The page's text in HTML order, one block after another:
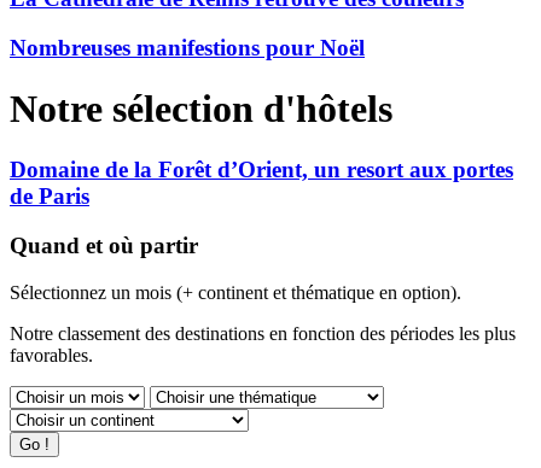
Nombreuses manifestions pour Noël
Notre sélection d'hôtels
Domaine de la Forêt d’Orient, un resort aux portes
de Paris
Quand et où partir
Sélectionnez un mois (+ continent et thématique en option).
Notre classement des destinations en fonction des périodes les plus
favorables.